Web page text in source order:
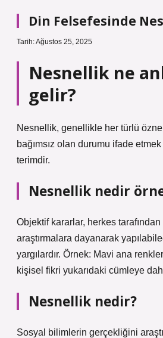
Din Felsefesinde
Tarih: Ağustos 25, 2025
Nesnellik ne
gelir?
Nesnellik, genellikle her türlü
bağımsız olan durumu ifade
terimdir.
Nesnellik nedir
Objektif kararlar, herkes
araştırmalara dayanarak
yargılardır. Örnek: Mavi ana
kişisel fikri yukarıdaki cümleye
Nesnellik nedir?
Sosyal bilimlerin gerçekliğini